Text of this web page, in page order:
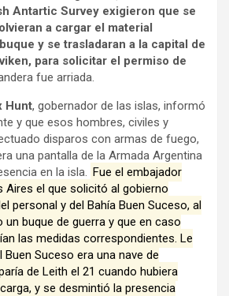
Antartic Survey exigieron que se
a cargar el material
y se trasladaran a la capital de
para solicitar el permiso de
fue arriada.
Hunt, gobernador de las islas, informó
y que esos hombres, civiles y
disparos con armas de fuego,
una pantalla de la Armada Argentina
en la isla. Fue el embajador
Aires el que solicitó al gobierno
personal y del Bahía Buen Suceso, al
buque de guerra y que en caso
las medidas correspondientes. Le
Suceso era una nave de
de Leith el 21 cuando hubiera
y se desmintió la presencia